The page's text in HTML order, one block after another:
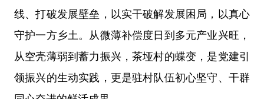
线、打破发展壁垒，以实干破解发展困局，以真心
守护一方乡土。从微薄补偿度日到多元产业兴旺，
从空壳薄弱到蓄力振兴，茶垭村的蝶变，是党建引
领振兴的生动实践，更是驻村队伍初心坚守、干群